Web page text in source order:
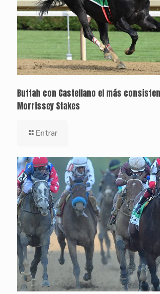
Buttah con Castellano el más
Morrissey Stakes
Entrar